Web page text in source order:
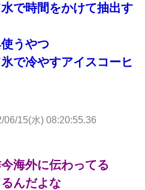
で時間をかけて抽出す
うやつ
で冷やすアイスコーヒ
06/15(水) 08:20:55.36
海外に伝わってる
んだよな